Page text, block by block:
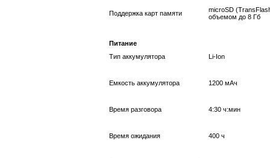
Поддержка карт памяти
microSD
объемом до 8 Гб
Питание
Тип аккумулятора
Li-Ion
Емкость аккумулятора 1200 мАч
Время разговора 4:30 ч:мин
Время ожидания 400 ч